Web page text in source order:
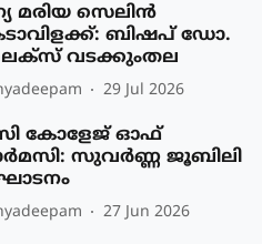
മരിയ സെലിൻ
ബിഷപ് ഡോ.
വടക്കുംതല
29 Jul 2026
കോളേജ് ഓഫ്
സുവർണ്ണ ജൂബിലി
27 Jun 2026